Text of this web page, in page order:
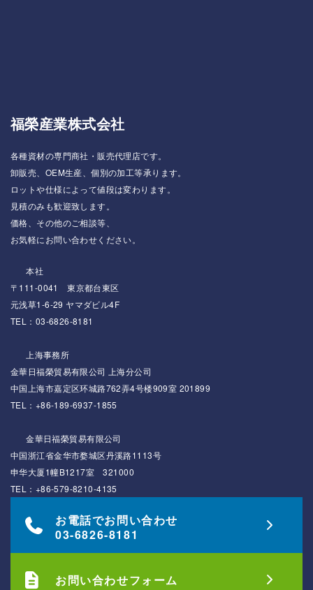
福榮産業株式会社
各種資材の専門商社・販売代理店です。
卸販売、OEM生産、個別の加工等承ります。
ロットや仕様によって値段は変わります。
見積のみも歓迎致します。
価格、その他のご相談等、
お気軽にお問い合わせください。
本社
〒111-0041 東京都台東区
元浅草1-6-29 ヤマダビル4F
TEL：03-6826-8181
上海事務所
金華日福榮貿易有限公司 上海分公司
中国上海市嘉定区环城路762弄4号楼909室 201899
TEL：+86-189-6937-1855
金華日福榮貿易有限公司
中国浙江省金华市婺城区丹溪路1113号
申华大厦1幢B1217室 321000
TEL：+86-579-8210-4135
お電話でお問い合わせ
03-6826-8181
お問い合わせフォーム